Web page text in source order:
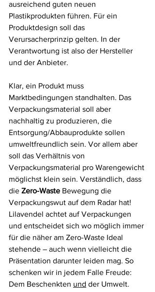
ausreichend guten neuen
Plastikprodukten führen. Für ein
Produktdesign soll das
Verursacherprinzip gelten. In der
Verantwortung ist also der Hersteller
und der Anbieter.
Klar, ein Produkt muss
Marktbedingungen standhalten. Das
Verpackungsmaterial soll aber
nachhaltig zu produzieren, die
Entsorgung/Abbauprodukte sollen
umweltfreundlich sein. Vor allem aber
soll das Verhältnis von
Verpackungsmaterial pro Warengewicht
möglichst klein sein. Verständlich, dass
die Zero-Waste Bewegung die
Verpackungswut auf dem Radar hat!
Lilavendel achtet auf Verpackungen
und entscheidet sich wo möglich immer
für die näher am Zero-Waste Ideal
stehende – auch wenn vielleicht die
Präsentation darunter leiden mag. So
schenken wir in jedem Falle Freude:
Dem Beschenkten und der Umwelt.